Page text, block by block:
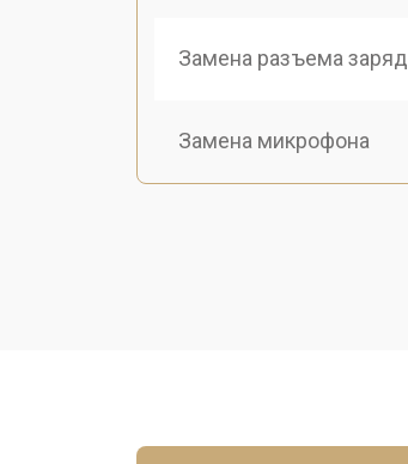
Замена разъема
Замена микрофона